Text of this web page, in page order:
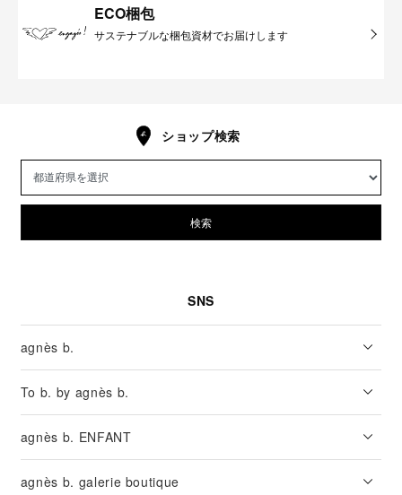
ECO梱包
サステナブルな梱包資材でお届けします
ショップ検索
検索
SNS
agnès b.
To b. by agnès b.
agnès b. ENFANT
agnès b. galerie boutique